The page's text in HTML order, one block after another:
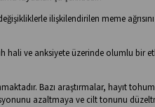
ilişkilendirilen meme
hali ve anksiyete üzerinde olumlu
Bazı araştırmalar, hayıt
azaltmaya ve cilt tonunu